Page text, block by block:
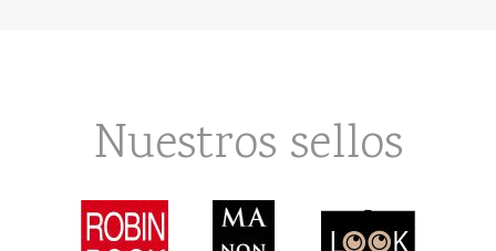
Nuestros sellos